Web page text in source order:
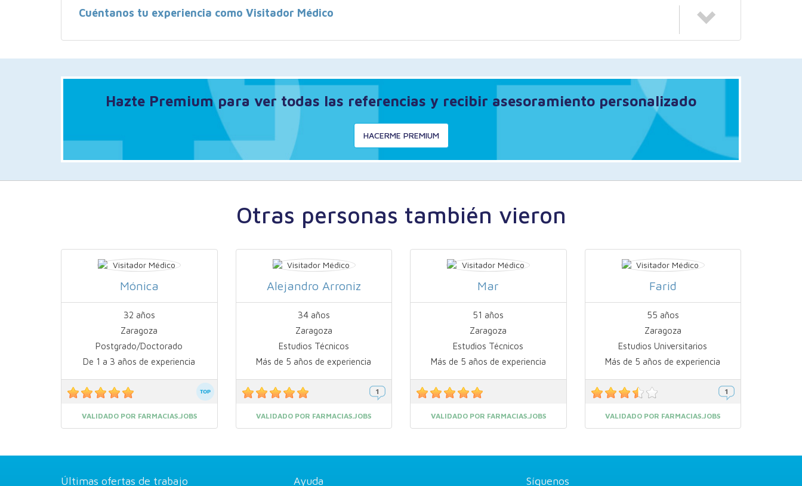
Cuéntanos tu experiencia como Visitador Médico
Hazte Premium para ver todas las referencias y recibir asesoramiento personalizado
HACERME PREMIUM
Otras personas también vieron
Mónica
32 años
Zaragoza
Postgrado/Doctorado
De 1 a 3 años de experiencia
VALIDADO POR FARMACIAS.JOBS
Alejandro Arroniz
34 años
Zaragoza
Estudios Técnicos
Más de 5 años de experiencia
VALIDADO POR FARMACIAS.JOBS
Mar
51 años
Zaragoza
Estudios Técnicos
Más de 5 años de experiencia
VALIDADO POR FARMACIAS.JOBS
Farid
55 años
Zaragoza
Estudios Universitarios
Más de 5 años de experiencia
VALIDADO POR FARMACIAS.JOBS
Últimas ofertas de trabajo Ayuda Síguenos